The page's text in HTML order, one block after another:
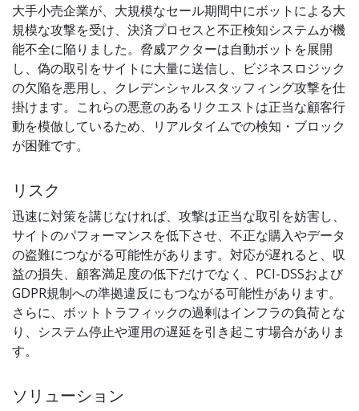
大手小売企業が、大規模なセール期間中にボットによる大
規模な攻撃を受け、決済プロセスと不正検知システムが機
能不全に陥りました。脅威アクターは自動ボットを展開
し、偽の取引をサイトに大量に送信し、ビジネスロジック
の欠陥を悪用し、クレデンシャルスタッフィング攻撃を仕
掛けます。これらの悪意のあるリクエストは正当な顧客行
動を模倣しているため、リアルタイムでの検知・ブロック
が困難です。
リスク
迅速に対策を講じなければ、攻撃は正当な取引を妨害し、
サイトのパフォーマンスを低下させ、不正な購入やデータ
の盗難につながる可能性があります。対応が遅れると、収
益の損失、顧客満足度の低下だけでなく、PCI-DSSおよび
GDPR規制への準拠違反にもつながる可能性があります。
さらに、ボットトラフィックの過剰はインフラの負荷とな
り、システム停止や運用の遅延を引き起こす場合がありま
す。
ソリューション